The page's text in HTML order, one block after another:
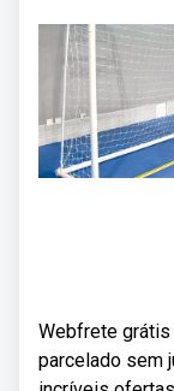
Webfrete
parcelado sem